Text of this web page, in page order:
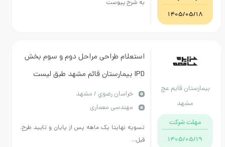
به شرح پیوست
قایم عج
استعلام طراحی مراحل دوم و سوم بخش
IPD بیمارستان قائم مشهد طبق لیست
پیوستخراسان رضوي / مشهد
مهندسی معماری
تسویه نهایتا یک ماهه پس از پایان و تایید طرح.
قبل...